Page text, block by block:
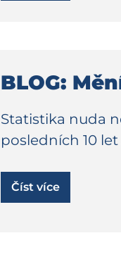
BLOG:
Statistika nuda
posledních 10
Číst více